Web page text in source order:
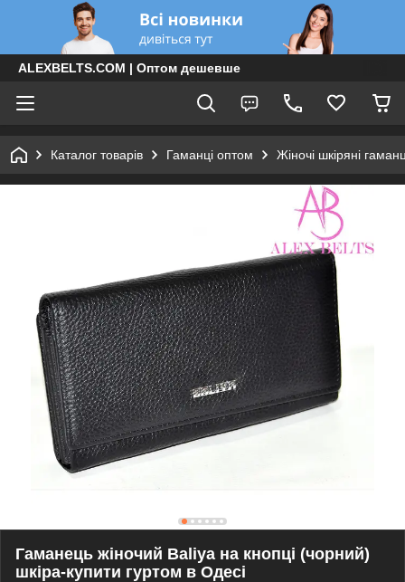
ALEXBELTS.COM | Оптом дешевше
Каталог товарів Гаманці оптом Жіночі шкіряні
Гаманець жіночий Baliya на кнопці (чорний)
шкіра-купити гуртом в Одесі